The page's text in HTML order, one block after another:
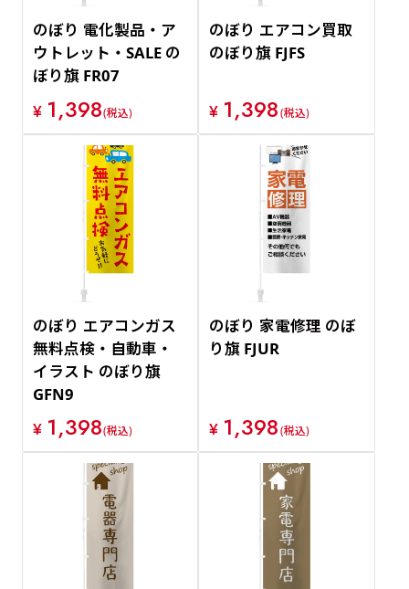
のぼり 電化製品・ア
ウトレット・SALE の
ぼり旗 FR07
¥ 1,398(税込)
のぼり エアコン買取
のぼり旗 FJFS
¥ 1,398(税込)
のぼり エアコンガス
無料点検・自動車・
イラスト のぼり旗
GFN9
¥ 1,398(税込)
のぼり 家電修理 のぼ
り旗 FJUR
¥ 1,398(税込)